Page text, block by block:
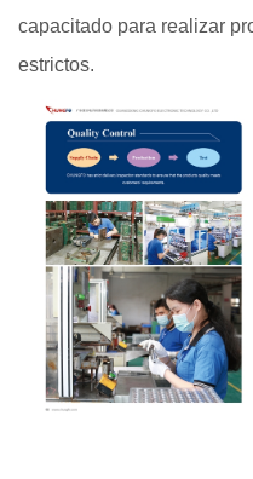
capacitado para realizar
estrictos.